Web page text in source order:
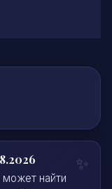
может найти